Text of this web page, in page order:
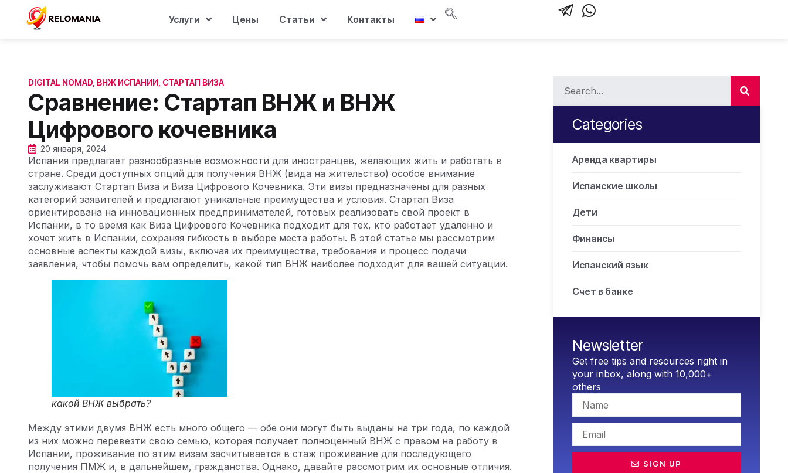
Услуги Цены Статьи Контакты
DIGITAL NOMAD ВНЖ ИСПАНИИ СТАРТАП ВИЗА
Сравнение: Стартап ВНЖ и ВНЖ
Цифрового кочевника
20 января, 2024
Испания предлагает разнообразные возможности для иностранцев, желающих жить и работать в
стране. Среди доступных опций для получения ВНЖ (вида на жительство) особое внимание
заслуживают Стартап Виза и Виза Цифрового Кочевника. Эти визы предназначены для разных
категорий заявителей и предлагают уникальные преимущества и условия. Стартап Виза
ориентирована на инновационных предпринимателей, готовых реализовать свой проект в
Испании, в то время как Виза Цифрового Кочевника подходит для тех, кто работает удаленно и
хочет жить в Испании, сохраняя гибкость в выборе места работы. В этой статье мы рассмотрим
основные аспекты каждой визы, включая их преимущества, требования и процесс подачи
заявления, чтобы помочь вам определить, какой тип ВНЖ наиболее подходит для вашей ситуации.
какой ВНЖ выбрать?
Между этими двумя ВНЖ есть много общего — обе они могут быть выданы на три года, по каждой
из них можно перевезти свою семью, которая получает полноценный ВНЖ с правом на работу в
Испании, проживание по этим визам засчитывается в стаж проживание для последующего
получения ПМЖ и, в дальнейшем, гражданства. Однако, давайте рассмотрим их основные отличия.
Categories
Аренда квартиры
Испанские школы
Дети
Финансы
Испанский язык
Счет в банке
Newsletter
Get free tips and resources right in
your inbox, along with 10,000+
others
SIGN UP